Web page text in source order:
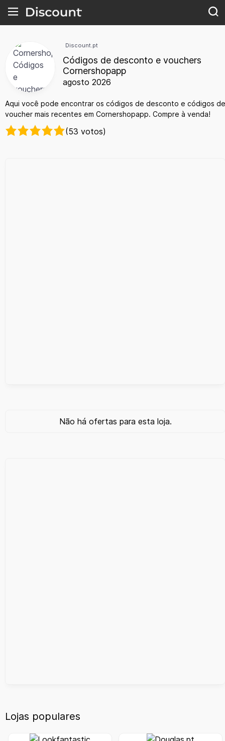
Discount.pt
Códigos de desconto e vouchers
Cornershopapp
agosto 2026
Aqui você pode encontrar os códigos de desconto e códigos de
voucher mais recentes em Cornershopapp. Compre à venda!
(53 votos)
Não há ofertas para esta loja.
Lojas populares